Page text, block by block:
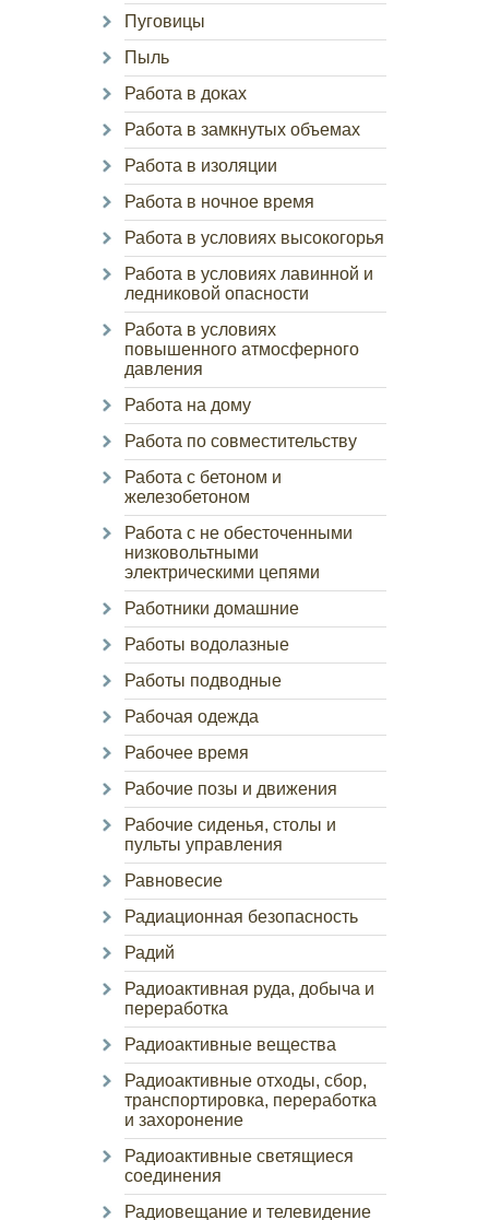
Пуговицы
Пыль
Работа в доках
Работа в замкнутых объемах
Работа в изоляции
Работа в ночное время
Работа в условиях высокогорья
Работа в условиях лавинной и
ледниковой опасности
Работа в условиях
повышенного атмосферного
давления
Работа на дому
Работа по совместительству
Работа с бетоном и
железобетоном
Работа с не обесточенными
низковольтными
электрическими цепями
Работники домашние
Работы водолазные
Работы подводные
Рабочая одежда
Рабочее время
Рабочие позы и движения
Рабочие сиденья, столы и
пульты управления
Равновесие
Радиационная безопасность
Радий
Радиоактивная руда, добыча и
переработка
Радиоактивные вещества
Радиоактивные отходы, сбор,
транспортировка, переработка
и захоронение
Радиоактивные светящиеся
соединения
Радиовещание и телевидение